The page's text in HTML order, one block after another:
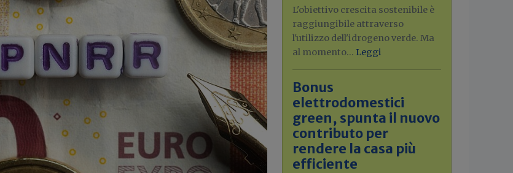
L'obiettivo crescita sostenibile è
raggiungibile attraverso
l'utilizzo dell'idrogeno verde. Ma
al momento... Leggi
Bonus
elettrodomestici
green, spunta il nuovo
contributo per
rendere la casa più
efficiente